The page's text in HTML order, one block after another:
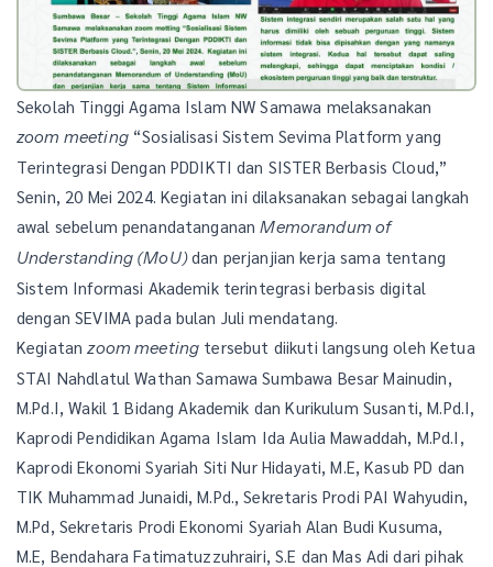
Sekolah Tinggi Agama Islam NW Samawa melaksanakan
zoom meeting“Sosialisasi Sistem Sevima Platform yang
Terintegrasi Dengan PDDIKTI dan SISTER Berbasis Cloud,”
Senin, 20 Mei 2024. Kegiatan ini dilaksanakan sebagai langkah
awal sebelum penandatangananMemorandum of
Understanding (MoU)dan perjanjian kerja sama tentang
Sistem Informasi Akademik terintegrasi berbasis digital
dengan SEVIMA pada bulan Juli mendatang.
Kegiatanzoom meeting tersebut diikuti langsung oleh Ketua
STAI Nahdlatul Wathan Samawa Sumbawa Besar Mainudin,
M.Pd.I, Wakil 1 Bidang Akademik dan Kurikulum Susanti, M.Pd.I,
Kaprodi Pendidikan Agama Islam Ida Aulia Mawaddah, M.Pd.I,
Kaprodi Ekonomi Syariah Siti Nur Hidayati, M.E, Kasub PD dan
TIK Muhammad Junaidi, M.Pd., Sekretaris Prodi PAI Wahyudin,
M.Pd, Sekretaris Prodi Ekonomi Syariah Alan Budi Kusuma,
M.E, Bendahara Fatimatuzzuhrairi, S.E dan Mas Adi dari pihak